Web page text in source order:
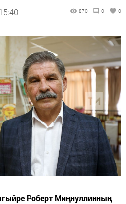
870 0 0
Роберт Миңнуллинның